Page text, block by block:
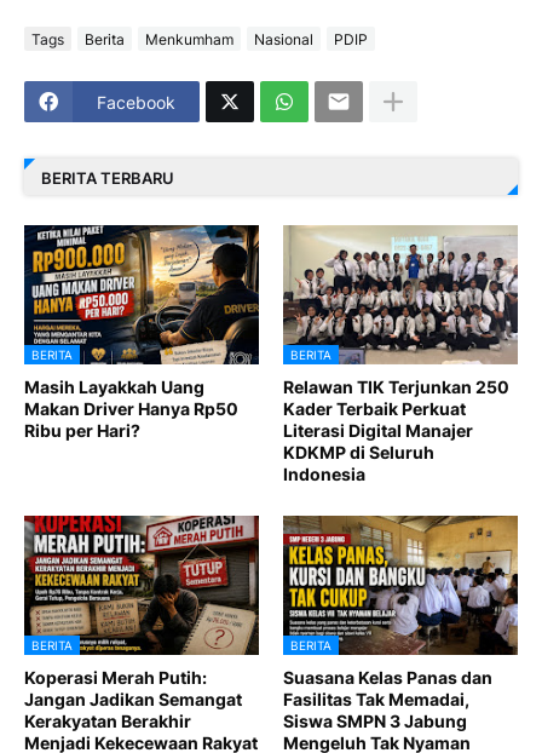
Tags Berita Menkumham Nasional PDIP
Facebook
BERITA TERBARU
BERITA
Masih Layakkah Uang
Makan Driver Hanya Rp50
Ribu per Hari?
BERITA
Relawan TIK Terjunkan 250
Kader Terbaik Perkuat
Literasi Digital Manajer
KDKMP di Seluruh
Indonesia
BERITA
Koperasi Merah Putih:
Jangan Jadikan Semangat
Kerakyatan Berakhir
Menjadi Kekecewaan Rakyat
BERITA
Suasana Kelas Panas dan
Fasilitas Tak Memadai,
Siswa SMPN 3 Jabung
Mengeluh Tak Nyaman